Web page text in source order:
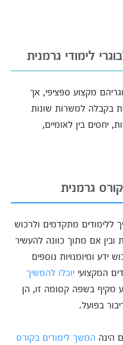
לימודי גרמנית
מקצוע ספציפי, אך
בקבלה למשרות שונות
יחסים בין לאומיים,
גרמנית
ללימודים מתקדמים ולרכוש
ובין אם מתוך כוונה להעשיר
ומיומנויות נוספים
המקצועי יוכלו להמשיך
מקיף בשפה קסומה זו, הן
בפועל.
הינה המשך לימודים בקורס